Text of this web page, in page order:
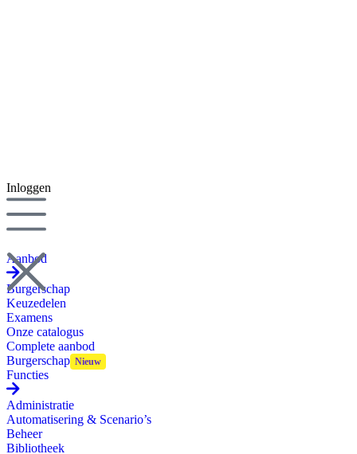
Inloggen
Aanbod
Burgerschap
Keuzedelen
Examens
Onze catalogus
Complete aanbod
Burgerschap
Functies
Administratie
Automatisering & Scenario’s
Beheer
Bibliotheek